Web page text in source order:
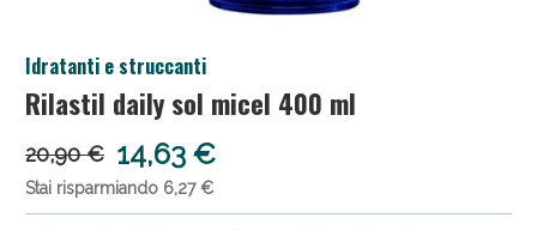
Idratanti e struccanti
Rilastil daily sol micel 400 ml
20,90 € 14,63 €
Stai risparmiando 6,27 €
Salini e Multivitaminici: oggi Sconto extra fino al